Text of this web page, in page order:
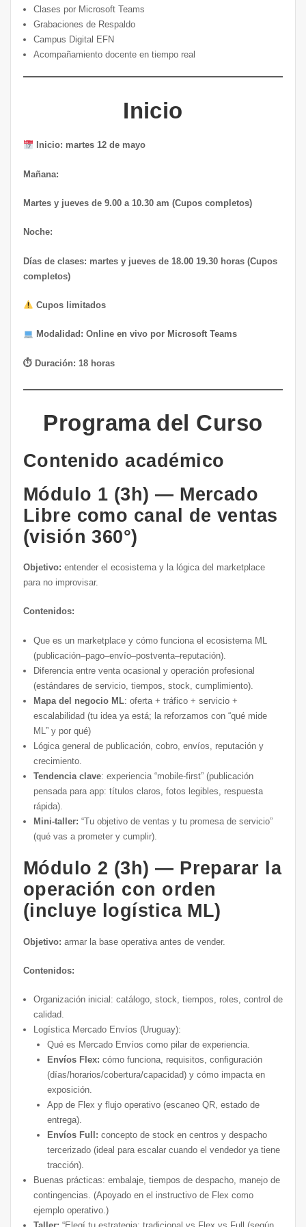
Clases por Microsoft Teams
Grabaciones de Respaldo
Campus Digital EFN
Acompañamiento docente en tiempo real
Inicio
Inicio: martes 12 de mayo
Mañana:
Martes y jueves de 9.00 a 10.30 am (Cupos completos)
Noche:
Días de clases: martes y jueves de 18.00 19.30 horas (Cupos
completos)
Cupos limitados
Modalidad: Online en vivo por Microsoft Teams
⏱ Duración: 18 horas
Programa del Curso
Contenido académico
Módulo 1 (3h) — Mercado
Libre como canal de ventas
(visión 360°)
Objetivo: entender el ecosistema y la lógica del marketplace
para no improvisar.
Contenidos:
Que es un marketplace y cómo funciona el ecosistema ML
(publicación–pago–envío–postventa–reputación).
Diferencia entre venta ocasional y operación profesional
(estándares de servicio, tiempos, stock, cumplimiento).
Mapa del negocio ML: oferta + tráfico + servicio +
escalabilidad (tu idea ya está; la reforzamos con “qué mide
ML” y por qué)
Lógica general de publicación, cobro, envíos, reputación y
crecimiento.
Tendencia clave: experiencia “mobile-first” (publicación
pensada para app: títulos claros, fotos legibles, respuesta
rápida).
Mini-taller: “Tu objetivo de ventas y tu promesa de servicio”
(qué vas a prometer y cumplir).
Módulo 2 (3h) — Preparar la
operación con orden
(incluye logística ML)
Objetivo: armar la base operativa antes de vender.
Contenidos:
Organización inicial: catálogo, stock, tiempos, roles, control de
calidad.
Logística Mercado Envíos (Uruguay):
Qué es Mercado Envíos como pilar de experiencia.
Envíos Flex: cómo funciona, requisitos, configuración
(días/horarios/cobertura/capacidad) y cómo impacta en
exposición.
App de Flex y flujo operativo (escaneo QR, estado de
entrega).
Envíos Full: concepto de stock en centros y despacho
tercerizado (ideal para escalar cuando el vendedor ya tiene
tracción).
Buenas prácticas: embalaje, tiempos de despacho, manejo de
contingencias. (Apoyado en el instructivo de Flex como
ejemplo operativo.)